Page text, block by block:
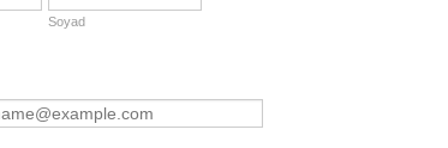
Soyad